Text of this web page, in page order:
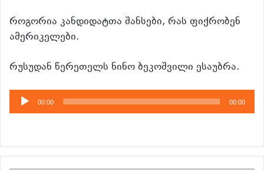
როგორია კანდიდატთა შანსები, რას ფიქრობენ
ამერიკელები.
რუსუდან წერეთელს ნინო ბეკოშვილი ესაუბრა.
აუდიო
დამკვრელი
00:00 00:00